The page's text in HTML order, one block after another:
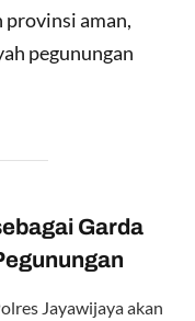
provinsi aman,
pegunungan
Garda
Jayawijaya akan